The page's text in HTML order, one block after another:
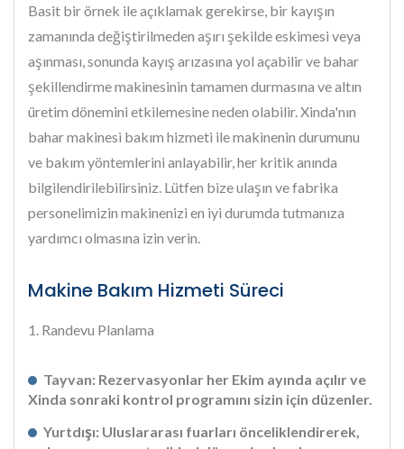
Basit bir örnek ile açıklamak gerekirse, bir kayışın
zamanında değiştirilmeden aşırı şekilde eskimesi veya
aşınması, sonunda kayış arızasına yol açabilir ve bahar
şekillendirme makinesinin tamamen durmasına ve altın
üretim dönemini etkilemesine neden olabilir. Xinda'nın
bahar makinesi bakım hizmeti ile makinenin durumunu
ve bakım yöntemlerini anlayabilir, her kritik anında
bilgilendirilebilirsiniz. Lütfen bize ulaşın ve fabrika
personelimizin makinenizi en iyi durumda tutmanıza
yardımcı olmasına izin verin.
Makine Bakım Hizmeti Süreci
1. Randevu Planlama
Tayvan: Rezervasyonlar her Ekim ayında açılır ve
Xinda sonraki kontrol programını sizin için düzenler.
Yurtdışı: Uluslararası fuarları önceliklendirerek,